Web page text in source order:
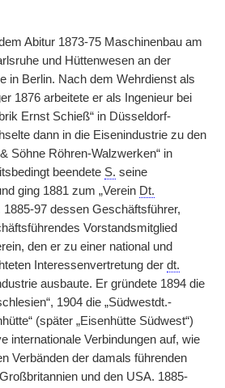
Abitur 1873-75 Maschinenbau am
und Hüttenwesen an der
in Berlin. Nach dem Wehrdienst als
1876 arbeitete er als Ingenieur bei
Ernst Schieß“ in Düsseldorf-
dann in die Eisenindustrie zu den
Söhne Röhren-Walzwerken“ in
beendete S. seine
ging 1881 zum „Verein Dt.
1885-97 dessen Geschäftsführer,
Vorstandsmitglied
den er zu einer national und
Interessenvertretung der dt.
ausbaute. Er gründete 1894 die
1904 die „Südwestdt.-
(später „Eisenhütte Südwest“)
internationale Verbindungen auf, wie
Verbänden der damals führenden
und den USA. 1885-